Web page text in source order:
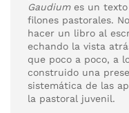
Gaudiumes un texto
filones pastorales.
hacer un libro al
echando la vista
que poco a poco, a
construido una
sistemática de las
la pastoral juvenil.